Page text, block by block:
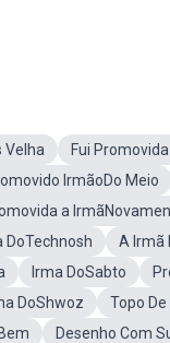
Velha Fui
IrmãoDo Meio
a
DoTechnosh A Irmã
Irma DoSabto
DoShwoz Topo
Desenho Com